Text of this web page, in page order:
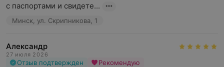
с паспортами и свидете...
Минск, ул. Скрипникова, 1
Александр
27 июля 2026
Отзыв подтвержден Рекомендую